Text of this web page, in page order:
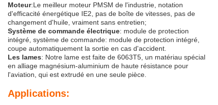
Moteur:Le meilleur moteur PMSM de l'industrie, notation
d'efficacité énergétique IE2, pas de boîte de vitesses, pas de
changement d'huile, vraiment sans entretien;
Système de commande électrique: module de protection
intégré, système de commande: module de protection intégré,
coupe automatiquement la sortie en cas d'accident.
Les lames: Notre lame est faite de 6063T5, un matériau spécial
en alliage magnésium-aluminium de haute résistance pour
l'aviation, qui est extrudé en une seule pièce.
Applications: